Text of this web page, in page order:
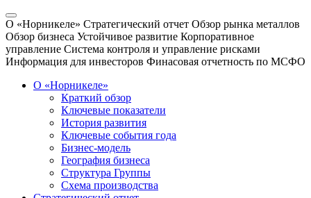
О «Норникеле» Стратегический отчет Обзор рынка металлов
Обзор бизнеса Устойчивое развитие Корпоративное
управление Система контроля и управление рисками
Информация для инвесторов Финасовая отчетность по МСФО
О «Норникеле»
Краткий обзор
Ключевые показатели
История развития
Ключевые события года
Бизнес-модель
География бизнеса
Структура Группы
Схема производства